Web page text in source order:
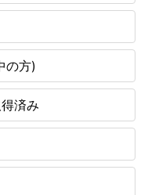
の方)
済み